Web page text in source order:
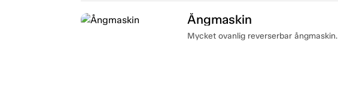
Ångmaskin
Mycket ovanlig reverserbar ångmaskin.